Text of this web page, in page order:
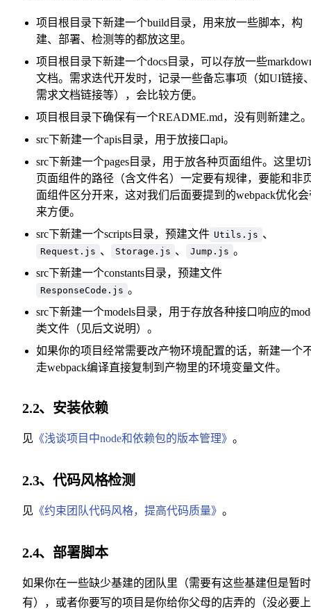
项目根目录下新建一个build目录，用来放一些脚本，构
建、部署、检测等的都放这里。
项目根目录下新建一个docs目录，可以存放一些
文档。需求迭代开发时，记录一些备忘事项（如UI链接
需求文档链接等），会比较方便。
项目根目录下确保有一个README.md，没有则新建之。
src下新建一个apis目录，用于放接口api。
src下新建一个pages目录，用于放各种页面组件。这里切
页面组件的路径（含文件名）一定要有规律，要能和非
面组件区分开来，这对我们后面要提到的webpack优化
来方便。
src下新建一个scripts目录，预建文件 Utils.js 、
Request.js 、 Storage.js 、 Jump.js 。
src下新建一个constants目录，预建文件
ResponseCode.js 。
src下新建一个models目录，用于存放各种接口响应的
类文件（见后文说明）。
如果你的项目经常需要改产物环境配置的话，新建一个
走webpack编译直接复制到产物里的环境变量文件。
2.2、安装依赖
见 《浅谈项目中node和依赖包的版本管理》 。
2.3、代码风格检测
见 《约束团队代码风格，提高代码质量》 。
2.4、部署脚本
如果你在一些缺少基建的团队里（需要有这些基建但是暂
有），或者你要写的项目是你给你父母的店弄的（没必要